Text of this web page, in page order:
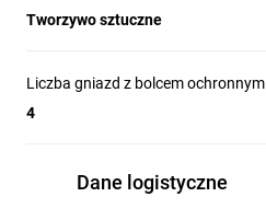
Tworzywo sztuczne
Liczba gniazd z bolcem ochronnym
4
Dane logistyczne